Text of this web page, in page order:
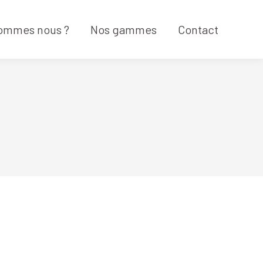
nous ? Nos gammes Contact